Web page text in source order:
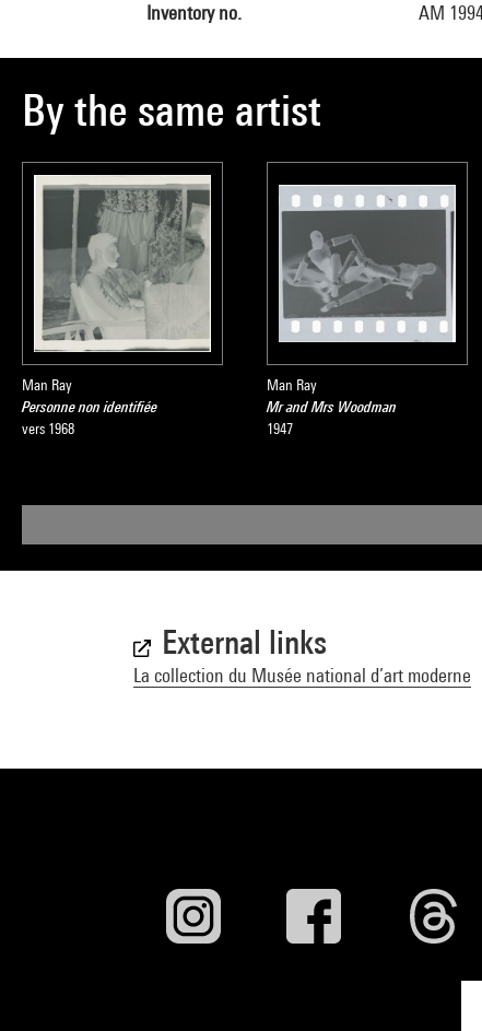
Inventory no. AM
By the same artist
Man Ray
Personne non identifiée
vers 1968
Man Ray
Mr and Mrs Woodman
1947
External links
La collection du Musée national d’art moderne